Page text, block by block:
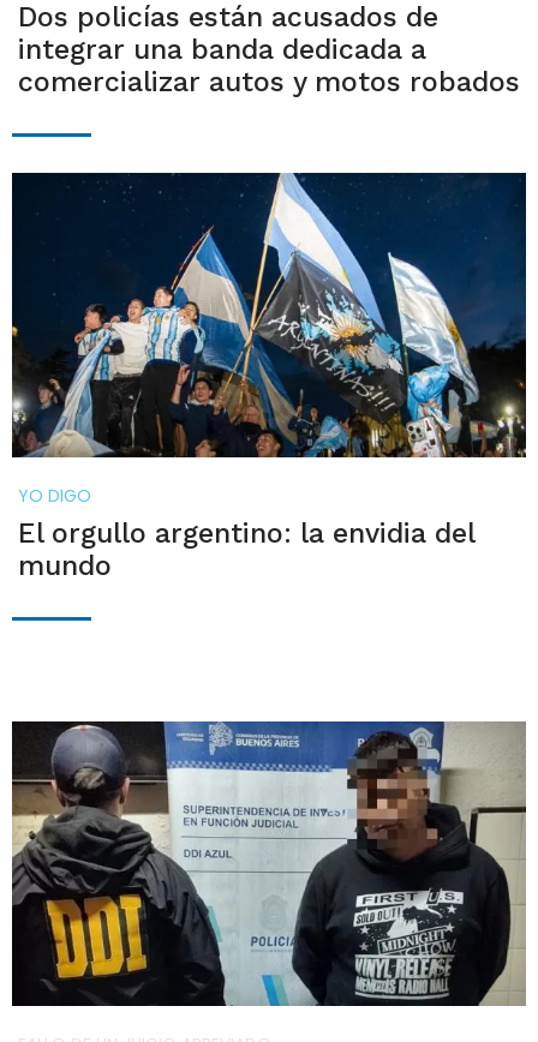
Dos policías están acusados de
integrar una banda dedicada a
comercializar autos y motos robados
YO DIGO
El orgullo argentino: la envidia del
mundo